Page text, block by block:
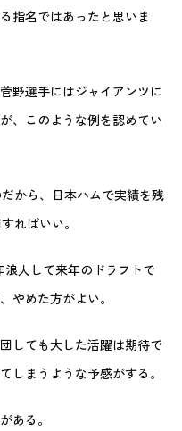
指名ではあったと思いま
野選手にはジャイアンツに
、このような例を認めてい
から、日本ハムで実績を残
ればいい。
人して来年のドラフトで
やめた方がよい。
しても大した活躍は期待で
しまうような予感がする。
ある。